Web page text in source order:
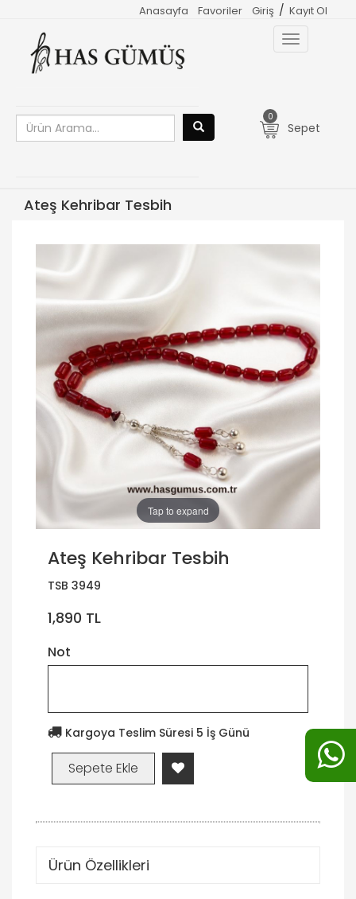
Giriş / Kayıt Ol
Favoriler
Anasayfa
Toggle
navigation
0
Sepet
Ateş Kehribar Tesbih
Tap to expand
Ateş Kehribar Tesbih
TSB 3949
1,890 TL
Not
Kargoya Teslim Süresi 5 İş Günü
Ürün Özellikleri